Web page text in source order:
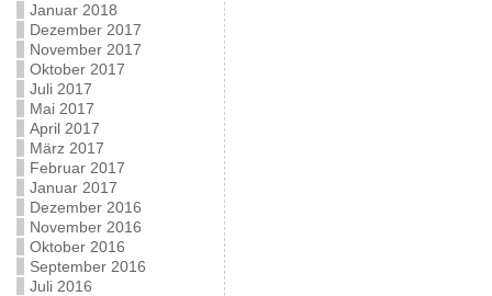
Januar 2018
Dezember 2017
November 2017
Oktober 2017
Juli 2017
Mai 2017
April 2017
März 2017
Februar 2017
Januar 2017
Dezember 2016
November 2016
Oktober 2016
September 2016
Juli 2016